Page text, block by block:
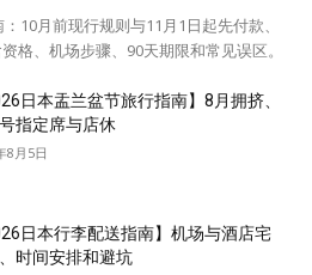
10月前现行规则与11月1日起先付款、
格、机场步骤、90天期限和常见误区。
日本盂兰盆节旅行指南】8月拥挤、
指定席与店休
8月5日
日本行李配送指南】机场与酒店宅
时间安排和避坑